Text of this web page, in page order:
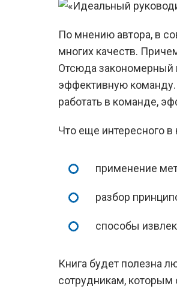
По мнению автора, в
многих качеств.
Отсюда закономерный
эффективную команду.
работать в команде,
Что еще интересного в
применение
разбор
способы
Книга будет полезна
сотрудникам,